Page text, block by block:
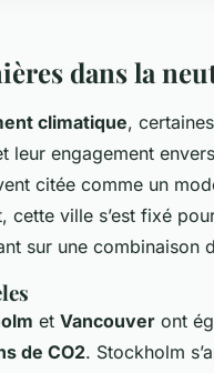
dans la
climatique, certaines
leur engagement
citée comme un
cette ville s’est fixé
sur une combinaison
et Vancouver ont
de CO2. Stockholm